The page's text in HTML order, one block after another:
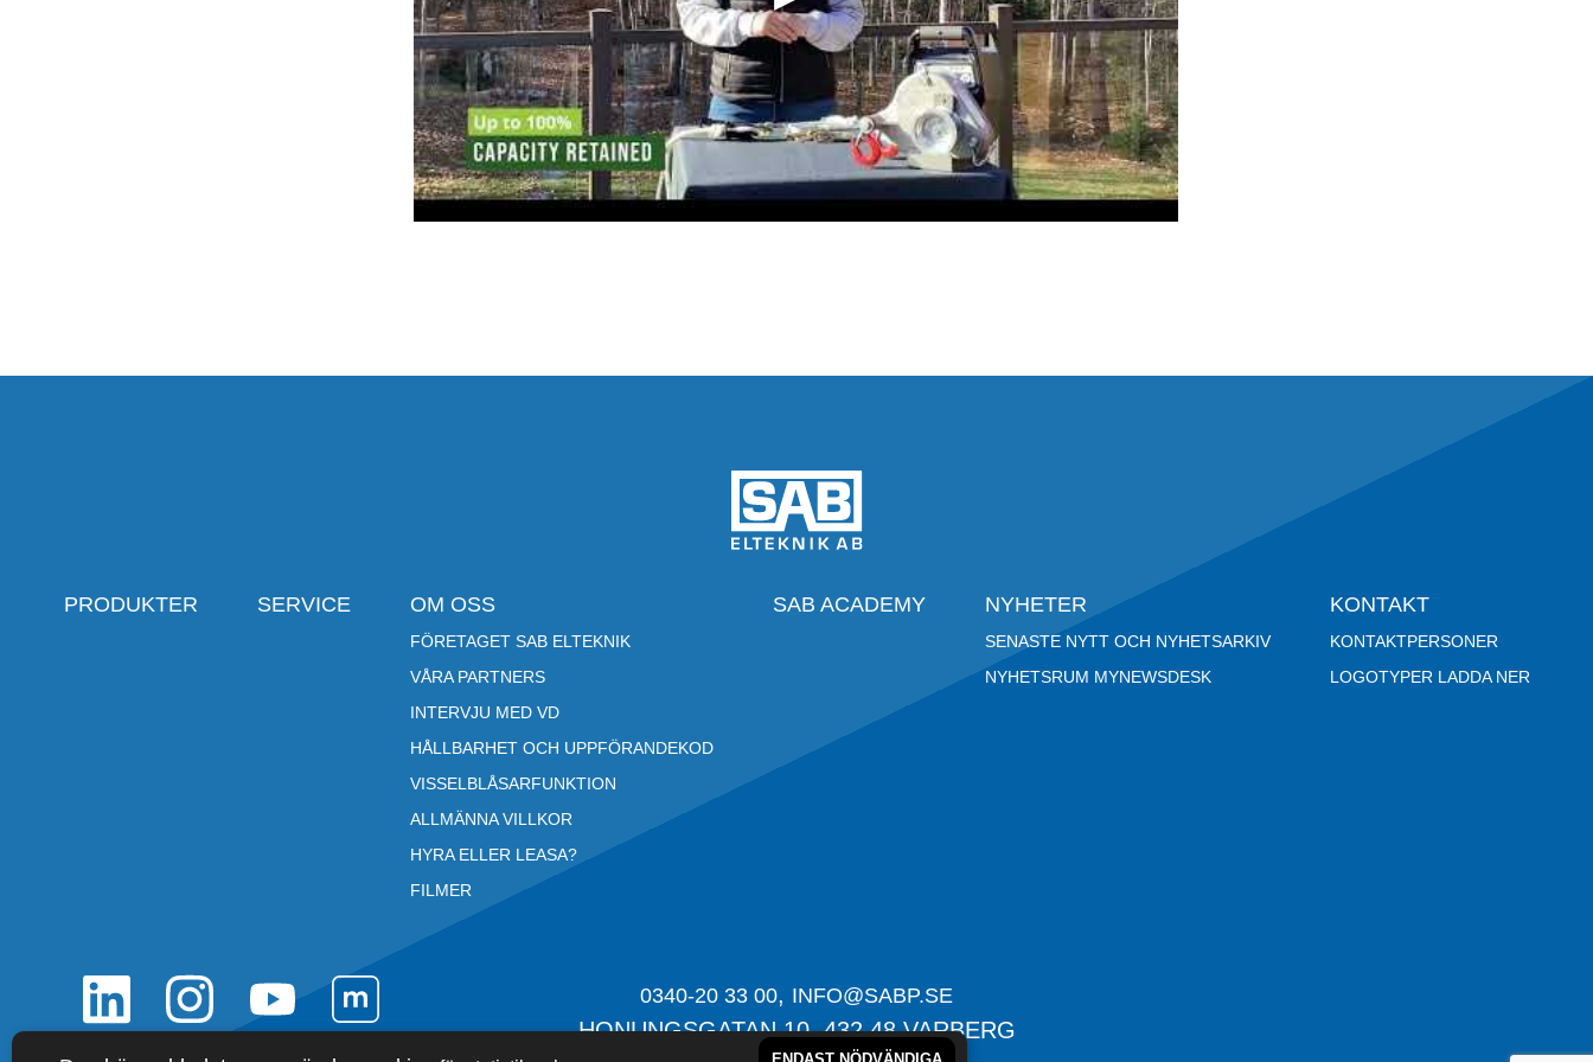
PRODUKTER SERVICE OM OSS
FÖRETAGET SAB ELTEKNIK
VÅRA PARTNERS
INTERVJU MED VD
HÅLLBARHET OCH UPPFÖRANDEKOD
VISSELBLÅSARFUNKTION
ALLMÄNNA VILLKOR
HYRA ELLER LEASA?
FILMER
SAB ACADEMY NYHETER
SENASTE NYTT OCH NYHETSARKIV
NYHETSRUM MYNEWSDESK
KONTAKT
KONTAKTPERSONER
LOGOTYPER LADDA NER
0340-20 33 00, INFO@SABP.SE
HONUNGSGATAN 10, 432 48 VARBERG